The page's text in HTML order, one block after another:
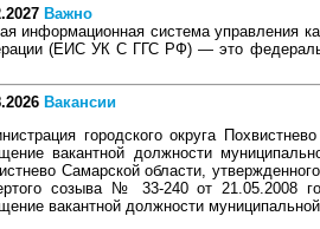
Важно
информационная система управления
(ЕИС УК С ГГС РФ) — это
Вакансии
городского округа
вакантной должности
Самарской области,
созыва № 33-240 от 21.05.2008
вакантной должности